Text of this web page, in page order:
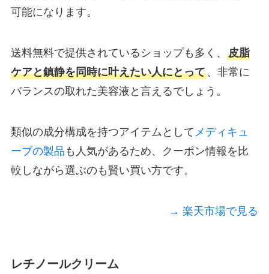
可能になります。
送料無料で提供されているショップも多く、 皮脂
ケアと鎮静を同時に叶えたい人にとって、非常に
バランスの取れた美容液と言えるでしょう。
類似の成分構成を持つアイテムとして メディキュ
ーブの製品 も人気があるため、クーポン情報を比
較しながら選ぶのも賢い買い方です。
→ 楽天市場で見る
レチノールクリーム